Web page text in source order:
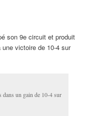
son 9e circuit et produit
victoire de 10-4 sur
un gain de 10-4 sur